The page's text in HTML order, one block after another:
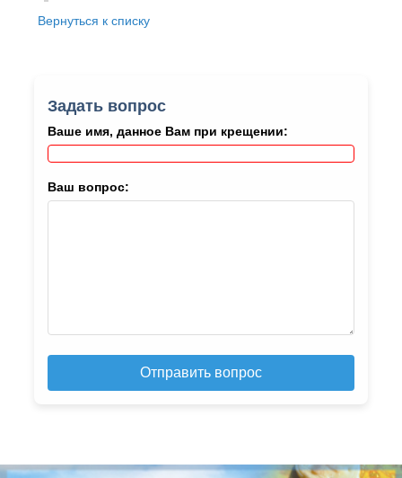
Вернуться к списку
Задать вопрос
Ваше имя, данное Вам при крещении:
Ваш вопрос:
Отправить вопрос